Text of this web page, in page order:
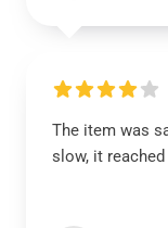
The item was
slow, it